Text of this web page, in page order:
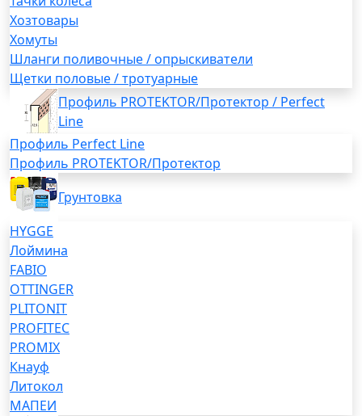
Хозтовары
Хомуты
Шланги поливочные / опрыскиватели
Щетки половые / тротуарные
Профиль PROTEKTOR/Протектор / Perfect
Line
Профиль Perfect Line
Профиль PROTEKTOR/Протектор
Грунтовка
HYGGE
Лоймина
FABIO
OTTINGER
PLITONIT
PROFITEC
PROMIX
Кнауф
Литокол
МАПЕИ